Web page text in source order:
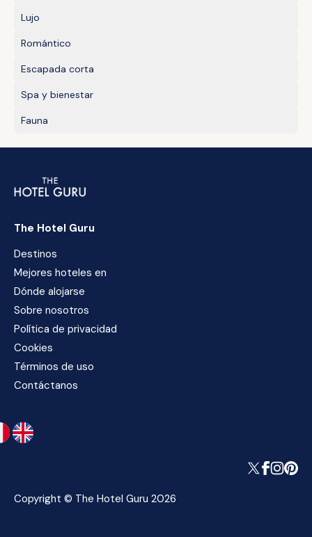
Lujo
Romántico
Escapada corta
Spa y bienestar
Fauna
The Hotel Guru
Destinos
Mejores hoteles en
Dónde alojarse
Sobre nosotros
Política de privacidad
Cookies
Términos de uso
Contáctanos
Copyright © The Hotel Guru 2026